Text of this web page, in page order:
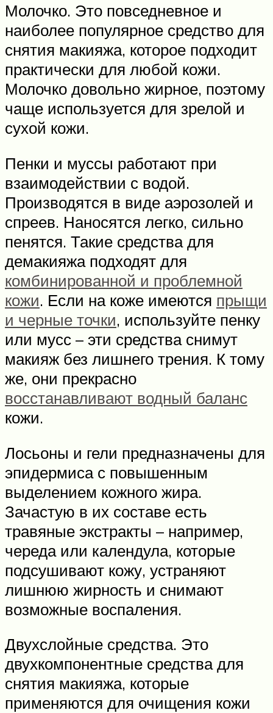
Молочко. Это повседневное и
наиболее популярное средство для
снятия макияжа, которое подходит
практически для любой кожи.
Молочко довольно жирное, поэтому
чаще используется для зрелой и
сухой кожи.
Пенки и муссы работают при
взаимодействии с водой.
Производятся в виде аэрозолей и
спреев. Наносятся легко, сильно
пенятся. Такие средства для
демакияжа подходят для
комбинированной и проблемной
кожи. Если на коже имеются прыщи
и черные точки, используйте пенку
или мусс – эти средства снимут
макияж без лишнего трения. К тому
же, они прекрасно
восстанавливают водный баланс
кожи.
Лосьоны и гели предназначены для
эпидермиса с повышенным
выделением кожного жира.
Зачастую в их составе есть
травяные экстракты – например,
череда или календула, которые
подсушивают кожу, устраняют
лишнюю жирность и снимают
возможные воспаления.
Двухслойные средства. Это
двухкомпонентные средства для
снятия макияжа, которые
применяются для очищения кожи